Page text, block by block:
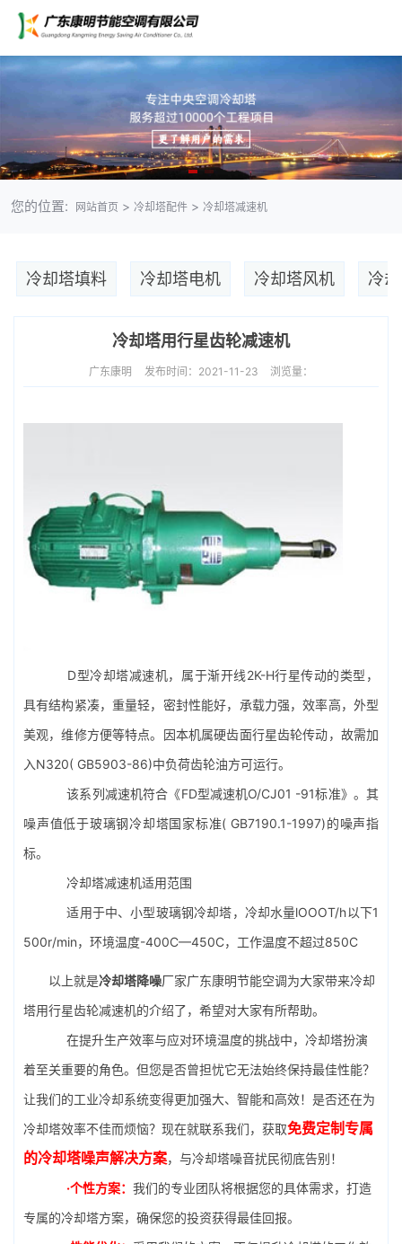
您的位置: 网站首页 > 冷却塔配件> 冷却塔减速机
冷却塔填料 冷却塔电机 冷却塔风机 冷
冷却塔用行星齿轮减速机
广东康明 发布时间：2021-11-23 浏览量：
D型冷却塔减速机，属于渐开线2K-H行星传动的类型，
具有结构紧凑，重量轻，密封性能好，承载力强，效率高，外型
美观，维修方便等特点。因本机属硬齿面行星齿轮传动，故需加
入N320( GB5903-86)中负荷齿轮油方可运行。
该系列减速机符合《FD型减速机O/CJ01 -91标准》。其
噪声值低于玻璃钢冷却塔国家标准( GB7190.1-1997)的噪声指
标。
冷却塔减速机适用范围
适用于中、小型玻璃钢冷却塔，冷却水量lOOOT/h以下1
500r/min，环境温度-400C—450C，工作温度不超过850C
以上就是冷却塔降噪厂家广东康明节能空调为大家带来冷却
塔用行星齿轮减速机的介绍了，希望对大家有所帮助。
在提升生产效率与应对环境温度的挑战中，冷却塔扮演
着至关重要的角色。但您是否曾担忧它无法始终保持最佳性能？
让我们的工业冷却系统变得更加强大、智能和高效！是否还在为
冷却塔效率不佳而烦恼？现在就联系我们，获取免费定制专属
的冷却塔噪声解决方案，与冷却塔噪音扰民彻底告别！
·个性方案： 我们的专业团队将根据您的具体需求，打造
专属的冷却塔方案，确保您的投资获得最佳回报。